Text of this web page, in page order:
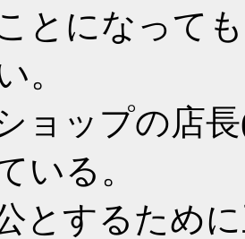
とになって
。
ョップの店
いる。
とするため